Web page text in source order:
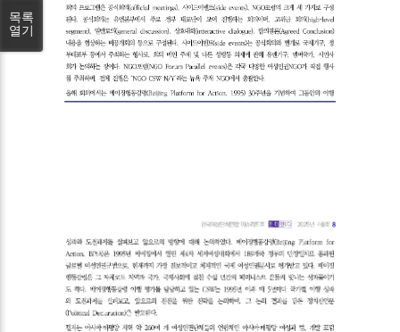
목록
열기